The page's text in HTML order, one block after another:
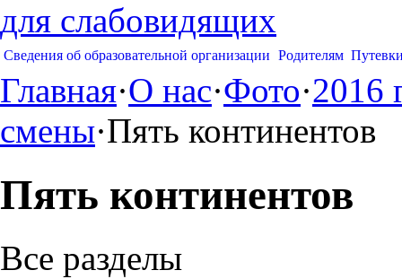
для слабовидящих
Сведения об образовательной организации Родителям
Главная·О нас·Фото·2016
смены·Пять континентов
Пять континентов
Все разделы